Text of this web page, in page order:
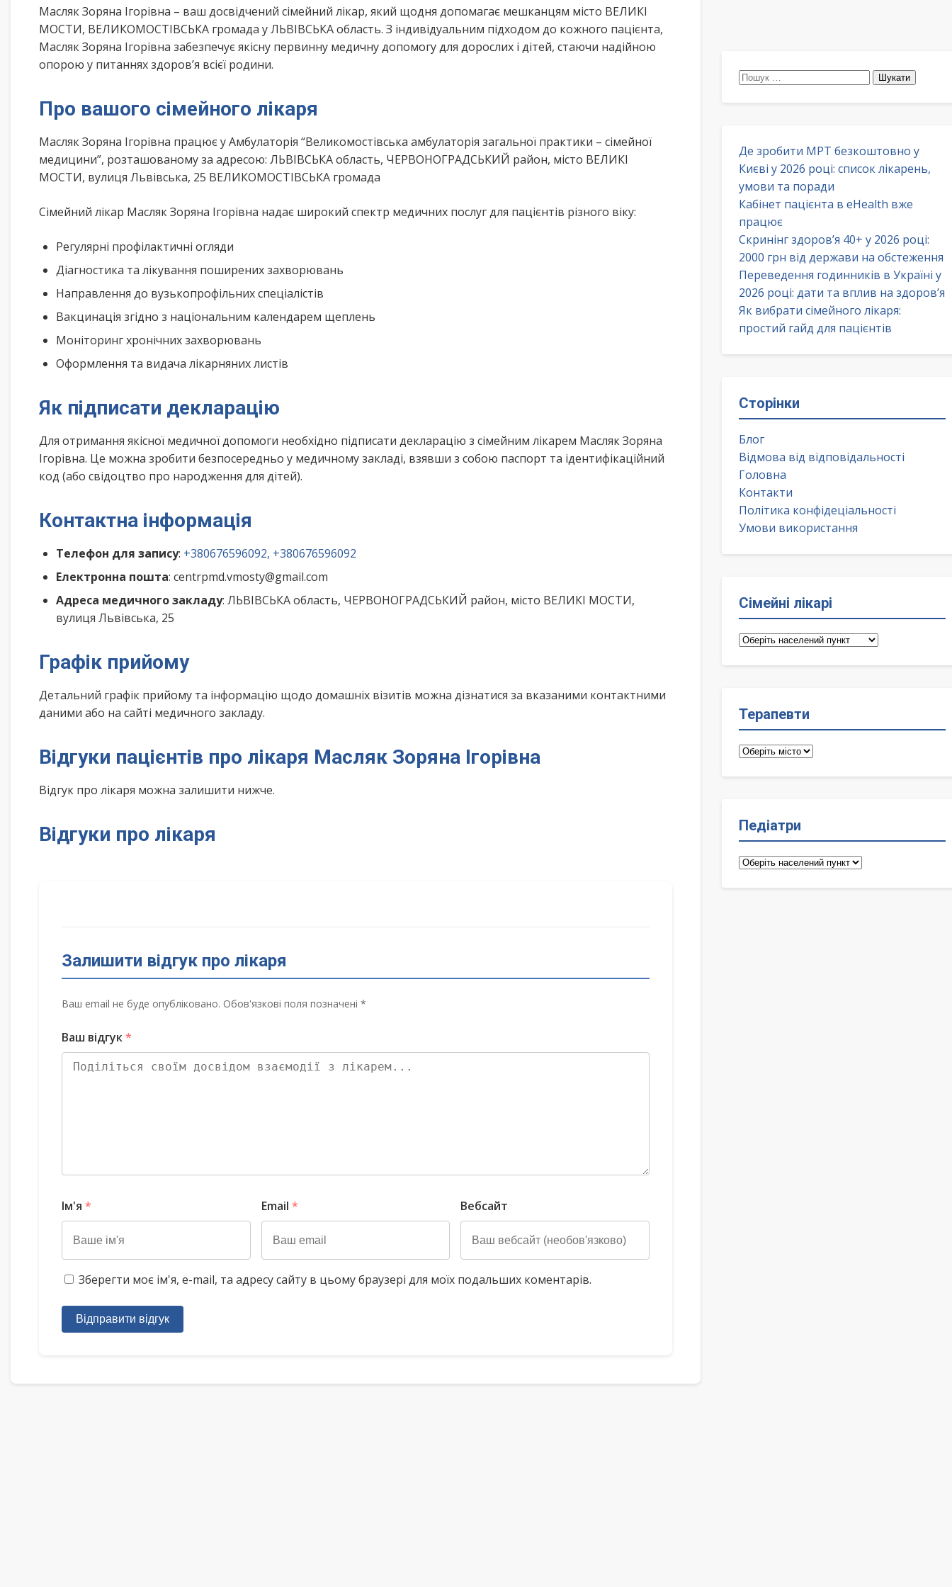
Масляк Зоряна Ігорівна – ваш досвідчений сімейний лікар, який щодня допомагає мешканцям місто ВЕЛИКІ
МОСТИ, ВЕЛИКОМОСТІВСЬКА громада у ЛЬВІВСЬКА область. З індивідуальним підходом до кожного пацієнта,
Масляк Зоряна Ігорівна забезпечує якісну первинну медичну допомогу для дорослих і дітей, стаючи надійною
опорою у питаннях здоров’я всієї родини.
Про вашого сімейного лікаря
Масляк Зоряна Ігорівна працює у Амбулаторія “Великомостівська амбулаторія загальної практики – сімейної
медицини”, розташованому за адресою: ЛЬВІВСЬКА область, ЧЕРВОНОГРАДСЬКИЙ район, місто ВЕЛИКІ
МОСТИ, вулиця Львівська, 25 ВЕЛИКОМОСТІВСЬКА громада
Сімейний лікар Масляк Зоряна Ігорівна надає широкий спектр медичних послуг для пацієнтів різного віку:
Регулярні профілактичні огляди
Діагностика та лікування поширених захворювань
Направлення до вузькопрофільних спеціалістів
Вакцинація згідно з національним календарем щеплень
Моніторинг хронічних захворювань
Оформлення та видача лікарняних листів
Як підписати декларацію
Для отримання якісної медичної допомоги необхідно підписати декларацію з сімейним лікарем Масляк Зоряна
Ігорівна. Це можна зробити безпосередньо у медичному закладі, взявши з собою паспорт та ідентифікаційний
код (або свідоцтво про народження для дітей).
Контактна інформація
Телефон для запису: +380676596092, +380676596092
Електронна пошта: centrpmd.vmosty@gmail.com
Адреса медичного закладу: ЛЬВІВСЬКА область, ЧЕРВОНОГРАДСЬКИЙ район, місто ВЕЛИКІ МОСТИ,
вулиця Львівська, 25
Графік прийому
Детальний графік прийому та інформацію щодо домашніх візитів можна дізнатися за вказаними контактними
даними або на сайті медичного закладу.
Відгуки пацієнтів про лікаря Масляк Зоряна Ігорівна
Відгук про лікаря можна залишити нижче.
Відгуки про лікаря
Залишити відгук про лікаря
Ваш email не буде опубліковано. Обов'язкові поля позначені *
Ваш відгук*
Ім'я * Email * Вебсайт
Зберегти моє ім'я, e-mail, та адресу сайту в цьому браузері для моїх подальших коментарів.
Відправити відгук
Пошук:
Де зробити МРТ безкоштовно у
Києві у 2026 році: список лікарень,
умови та поради
Кабінет пацієнта в eHealth вже
працює
Скринінг здоров’я 40+ у 2026 році:
2000 грн від держави на обстеження
Переведення годинників в Україні у
2026 році: дати та вплив на здоров’я
Як вибрати сімейного лікаря:
простий гайд для пацієнтів
Сторінки
Блог
Відмова від відповідальності
Головна
Контакти
Політика конфідеціальності
Умови використання
Сімейні лікарі
Сімейні
Терапевти
Терапевти
Педіатри
Педіатри